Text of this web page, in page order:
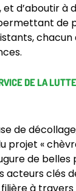
d’aboutir à
de
chacun
DE LA
de
projet «
de belles
acteurs clés